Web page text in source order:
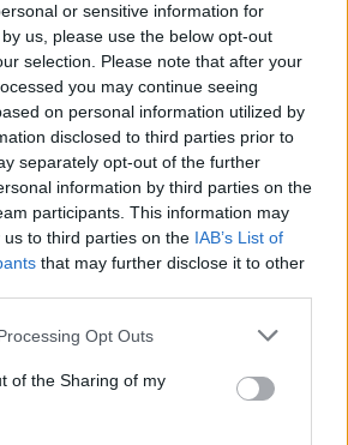
or sensitive information for
us, please use the below opt-out
selection. Please note that after your
you may continue seeing
on personal information utilized by
disclosed to third parties prior to
separately opt-out of the further
information by third parties on the
participants. This information may
to third parties on the IAB’s List of
that may further disclose it to other
website/app uses one or more Google
or usage behaviour. You may click to
to Google and its third-party tags to
specified purposes in below Google
Opt Outs
of the Sharing of my
W
h
at
s
A
p
p
S
h
a
re
Articolo precedente
articolo
classifica dei 5 centri di riferimento
a San Pasquale arriva il Campo Base: